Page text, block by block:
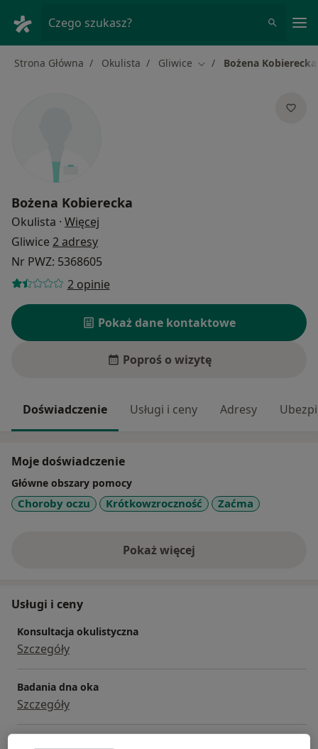
Czego szukasz?
Strona Główna Okulista Gliwice Zmień miasto
Bożena Kobierecka
Bożena Kobierecka
Okulista · Więcej
Gliwice 2 adresy
Nr PWZ: 5368605
2 opinie
Pokaż dane kontaktowe
Poproś o wizytę
Doświadczenie Usługi i ceny Adresy
Moje doświadczenie
Główne obszary pomocy
Choroby oczu Krótkowzroczność Zaćma
Pokaż więcejo doświadczeniu
Usługi i ceny
Konsultacja okulistyczna
Szczegóły
Badania dna oka
Szczegóły